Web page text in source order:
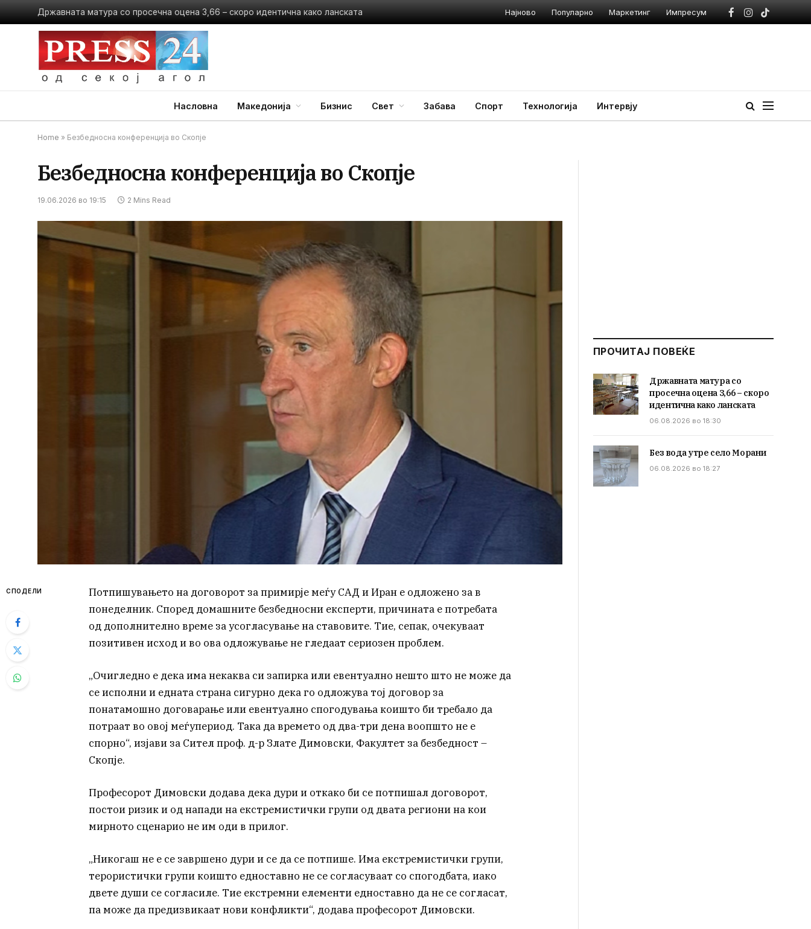
Државната матура со просечна оцена 3,66 – скоро идентична како ланската Најново Популарно Маркетинг Импресум
Facebook
Instagram
TikTok
Насловна Македонија Бизнис Свет Забава Спорт Технологија Интервју
Home » Безбедносна конференција во Скопје
Безбедносна конференција во Скопје
19.06.2026 во 19:15 2 Mins Read
СПОДЕЛИ
Потпишувањето на договорот за примирје меѓу САД и Иран е одложено за в
понеделник. Според домашните безбедносни експерти, причината е потребата
од дополнително време за усогласување на ставовите. Тие, сепак, очекуваат
позитивен исход и во ова одложување не гледаат сериозен проблем.
„Очигледно е дека има некаква си запирка или евентуално нешто што не може да
се исполни и едната страна сигурно дека го одложува тој договор за
понатамошно договарање или евентуално спогодувања коишто би требало да
потраат во овој меѓупериод. Така да времето од два-три дена воопшто не е
спорно“, изјави за Сител проф. д-р Злате Димовски, Факултет за безбедност –
Скопје.
Професорот Димовски додава дека дури и откако би се потпишал договорот,
постои ризик и од напади на екстремистички групи од двата региони на кои
мирното сценарио не им оди в прилог.
„Никогаш не е се завршено дури и се да се потпише. Има екстремистички групи,
терористички групи коишто едноставно не се согласуваат со спогодбата, иако
двете души се согласиле. Тие екстремни елементи едноставно да не се согласат,
па може да предизвикаат нови конфликти“, додава професорот Димовски.
ПРОЧИТАЈ ПОВЕЌЕ
Државната матура со
просечна оцена 3,66 – скоро
идентична како ланската
06.08.2026 во 18:30
Без вода утре село Морани
06.08.2026 во 18:27